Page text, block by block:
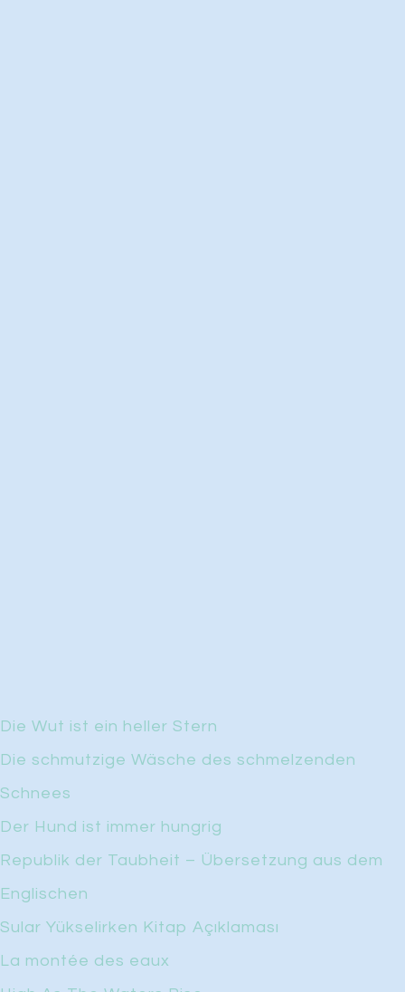
Die Wut ist ein heller Stern
Die schmutzige Wäsche des schmelzenden
Schnees
Der Hund ist immer hungrig
Republik der Taubheit – Übersetzung aus dem
Englischen
Sular Yükselirken Kitap Açıklaması
La montée des eaux